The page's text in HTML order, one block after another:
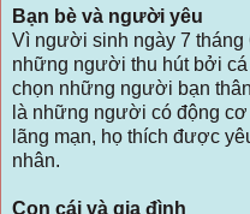
Bạn bè và người yêu
Vì người sinh ngày 7
những người thu hút bởi
chọn những người bạn
là những người có động
lãng mạn, họ thích được
nhân.
Con cái và gia đình